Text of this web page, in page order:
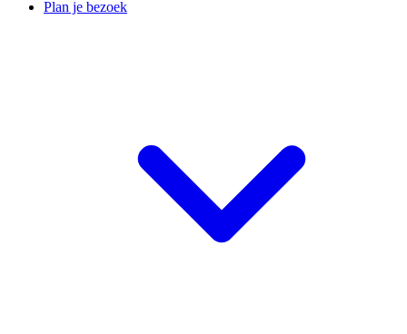
Plan je bezoek